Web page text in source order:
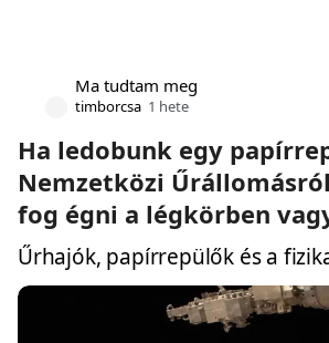
Ma tudtam meg
timborcsa 1 hete
Ha ledobunk egy
Nemzetközi
fog égni a légkörben
Űrhajók, papírrepülők és a